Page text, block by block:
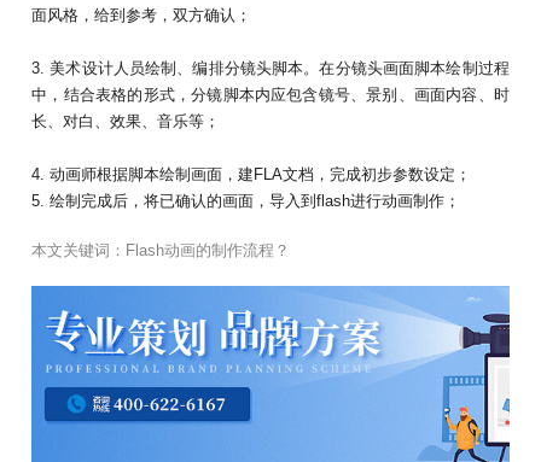
面风格，给到参考，双方确认；
3. 美术设计人员绘制、编排分镜头脚本。在分镜头画面脚本绘制过程
中，结合表格的形式，分镜脚本内应包含镜号、景别、画面内容、时
长、对白、效果、音乐等；
4. 动画师根据脚本绘制画面，建FLA文档，完成初步参数设定；
5. 绘制完成后，将已确认的画面，导入到flash进行动画制作；
本文关键词： Flash动画的制作流程？